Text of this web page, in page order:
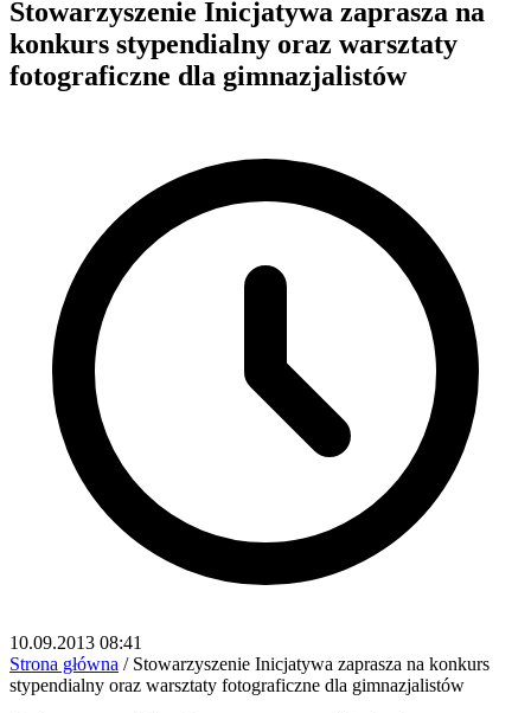
Stowarzyszenie Inicjatywa zaprasza na
konkurs stypendialny oraz warsztaty
fotograficzne dla gimnazjalistów
10.09.2013 08:41
Strona główna / Stowarzyszenie Inicjatywa zaprasza na konkurs
stypendialny oraz warsztaty fotograficzne dla gimnazjalistów